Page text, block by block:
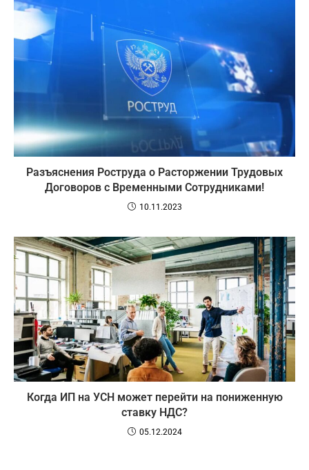
Разъяснения Роструда о Расторжении Трудовых
Договоров с Временными Сотрудниками!
10.11.2023
Когда ИП на УСН может перейти на пониженную
ставку НДС?
05.12.2024